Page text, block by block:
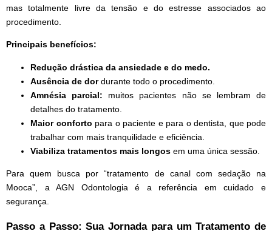
mas totalmente livre da tensão e do estresse associados ao
procedimento.
Principais benefícios:
Redução drástica da ansiedade e do medo.
Ausência de dordurante todo o procedimento.
Amnésia parcial: muitos pacientes não se lembram de
detalhes do tratamento.
Maior conforto para o paciente e para o dentista, que pode
trabalhar com mais tranquilidade e eficiência.
Viabiliza tratamentos mais longos em uma única sessão.
Para quem busca por “tratamento de canal com sedação na
Mooca”, a AGN Odontologia é a referência em cuidado e
segurança.
Passo a Passo: Sua Jornada para um Tratamento de